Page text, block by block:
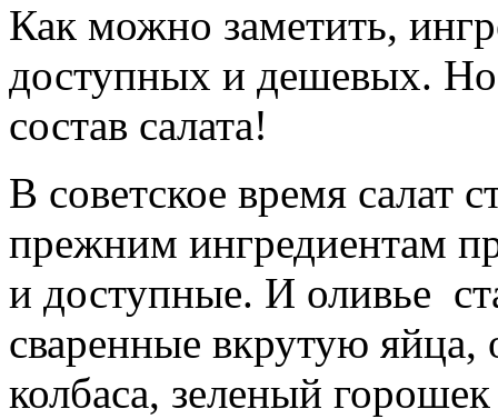
Как можно заметить,
доступных и дешевых.
состав салата!
В советское время салат
прежним ингредиентам
и доступные. И оливье
сваренные вкрутую яйца,
колбаса, зеленый